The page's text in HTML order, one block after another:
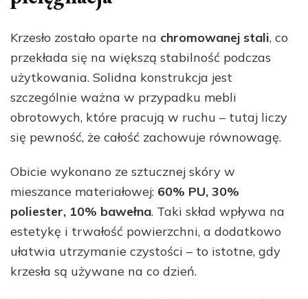
Krzesło zostało oparte na chromowanej stali, co
przekłada się na większą stabilność podczas
użytkowania. Solidna konstrukcja jest
szczególnie ważna w przypadku mebli
obrotowych, które pracują w ruchu – tutaj liczy
się pewność, że całość zachowuje równowagę.
Obicie wykonano ze sztucznej skóry w
mieszance materiałowej: 60% PU, 30%
poliester, 10% bawełna. Taki skład wpływa na
estetykę i trwałość powierzchni, a dodatkowo
ułatwia utrzymanie czystości – to istotne, gdy
krzesła są używane na co dzień.